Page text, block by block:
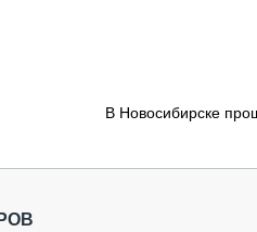
В Новосибирске